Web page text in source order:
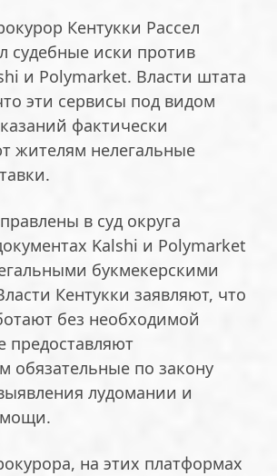
Кентукки Рассел
судебные иски против
и Polymarket. Власти штата
эти сервисы под видом
фактически
жителям нелегальные
в суд округа
Kalshi и Polymarket
букмекерскими
Кентукки заявляют, что
без необходимой
предоставляют
обязательные по закону
лудомании и
на этих платформах